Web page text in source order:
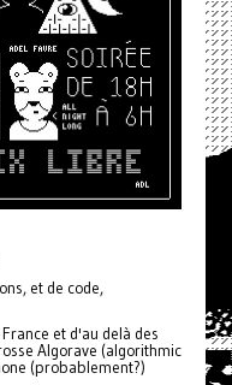
et de code,
et d'au delà des
Algorave (algorithmic
(probablement?)